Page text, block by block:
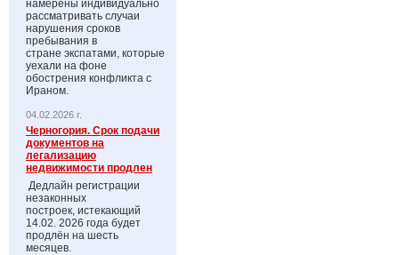
намерены индивидуально
рассматривать случаи
нарушения сроков
пребывания в
стране экспатами, которые
уехали на фоне
обострения конфликта с
Ираном.
04.02.2026 г.
Черногория. Срок подачи
документов на
легализацию
недвижимости продлен
Дедлайн регистрации
незаконных
построек, истекающий
14.02. 2026 года будет
продлён на шесть
месяцев.